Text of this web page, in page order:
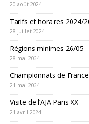
20 août 2024
Tarifs et horaires 2024/
28 juillet 2024
Régions minimes 26/05
28 mai 2024
Championnats de
21 mai 2024
Visite de l’AJA Paris XX
21 avril 2024